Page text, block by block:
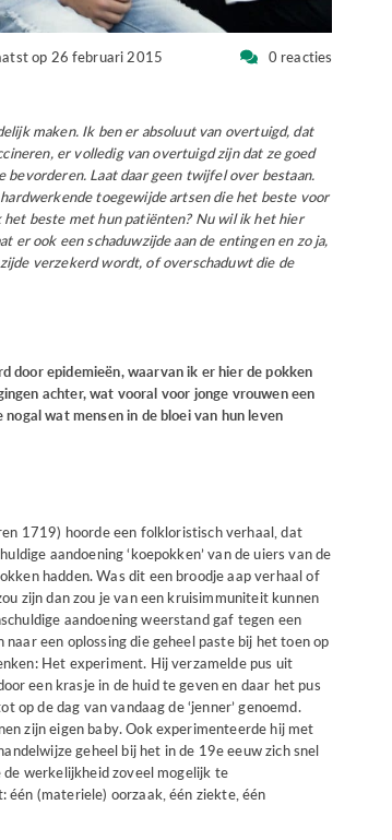
op 26 februari 2015 0 reacties
maken. Ik ben er absoluut van overtuigd, dat
er volledig van overtuigd zijn dat ze goed
Laat daar geen twijfel over bestaan.
toegewijde artsen die het beste voor
beste met hun patiënten? Nu wil ik het hier
er ook een schaduwzijde aan de entingen en zo ja,
verzekerd wordt, of overschaduwt die de
door epidemieën, waarvan ik er hier de pokken
achter, wat vooral voor jonge vrouwen een
wat mensen in de bloei van hun leven
1719) hoorde een folkloristisch verhaal, dat
aandoening ‘koepokken’ van de uiers van de
hadden. Was dit een broodje aap verhaal of
zijn dan zou je van een kruisimmuniteit kunnen
aandoening weerstand gaf tegen een
een oplossing die geheel paste bij het toen op
Het experiment. Hij verzamelde pus uit
een krasje in de huid te geven en daar het pus
de dag van vandaag de ‘jenner’ genoemd.
zijn eigen baby. Ook experimenteerde hij met
geheel bij het in de 19e eeuw zich snel
werkelijkheid zoveel mogelijk te
één (materiele) oorzaak, één ziekte, één